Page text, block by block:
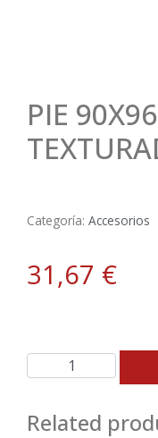
PIE
Categoría: Accesorios
31,67 €
Related